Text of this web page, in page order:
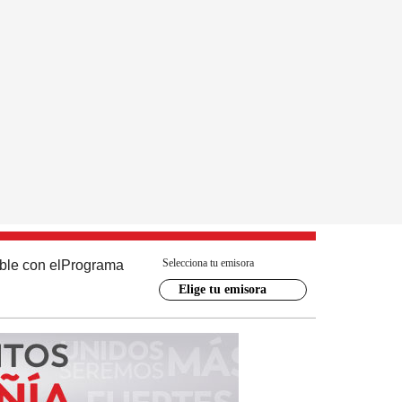
con el Programa Selecciona tu emisora
Elige tu emisora